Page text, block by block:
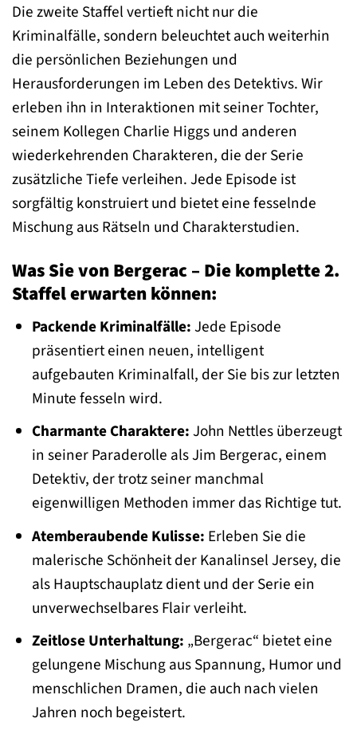
Die zweite Staffel vertieft nicht nur die
Kriminalfälle, sondern beleuchtet auch weiterhin
die persönlichen Beziehungen und
Herausforderungen im Leben des Detektivs. Wir
erleben ihn in Interaktionen mit seiner Tochter,
seinem Kollegen Charlie Higgs und anderen
wiederkehrenden Charakteren, die der Serie
zusätzliche Tiefe verleihen. Jede Episode ist
sorgfältig konstruiert und bietet eine fesselnde
Mischung aus Rätseln und Charakterstudien.
Was Sie von Bergerac – Die komplette 2.
Staffel erwarten können:
Packende Kriminalfälle:Jede Episode
präsentiert einen neuen, intelligent
aufgebauten Kriminalfall, der Sie bis zur letzten
Minute fesseln wird.
Charmante Charaktere:John Nettles überzeugt
in seiner Paraderolle als Jim Bergerac, einem
Detektiv, der trotz seiner manchmal
eigenwilligen Methoden immer das Richtige tut.
Atemberaubende Kulisse: Erleben Sie die
malerische Schönheit der Kanalinsel Jersey, die
als Hauptschauplatz dient und der Serie ein
unverwechselbares Flair verleiht.
Zeitlose Unterhaltung: „Bergerac“ bietet eine
gelungene Mischung aus Spannung, Humor und
menschlichen Dramen, die auch nach vielen
Jahren noch begeistert.